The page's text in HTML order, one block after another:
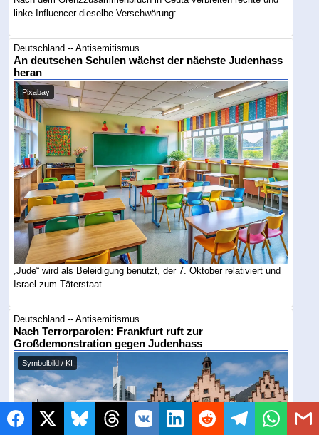
linke Influencer dieselbe Verschwörung: ...
Deutschland -- Antisemitismus
An deutschen Schulen wächst der nächste Judenhass
heran
Pixabay
„Jude“ wird als Beleidigung benutzt, der 7. Oktober relativiert und
Israel zum Täterstaat ...
Deutschland -- Antisemitismus
Nach Terrorparolen: Frankfurt ruft zur
Großdemonstration gegen Judenhass
Symbolbild / KI